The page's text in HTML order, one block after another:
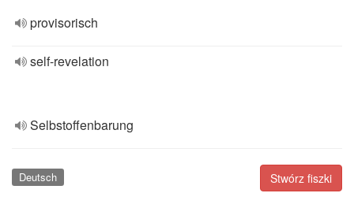
provisorisch
self-revelation
Selbstoffenbarung
Stwórz fiszki
Deutsch